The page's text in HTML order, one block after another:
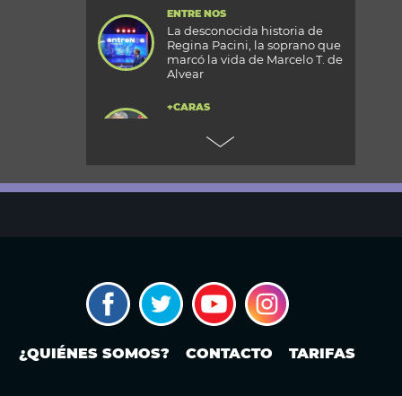
ENTRE NOS
La desconocida historia de
Regina Pacini, la soprano que
marcó la vida de Marcelo T. de
Alvear
+CARAS
todos los detalles de la mega
Reconquista
MODO FONTEVECCHIA
¿Occidente copia a China?: La
carrera por construir el
¿QUIÉNES SOMOS? CONTACTO TARIFAS